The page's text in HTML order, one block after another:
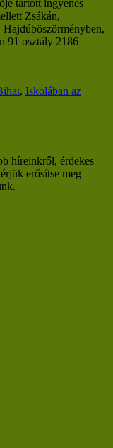
tartott ingyenes
Zsákán,
91 osztály 2186
, Iskolában az
híreinkről, érdekes
erősítse meg